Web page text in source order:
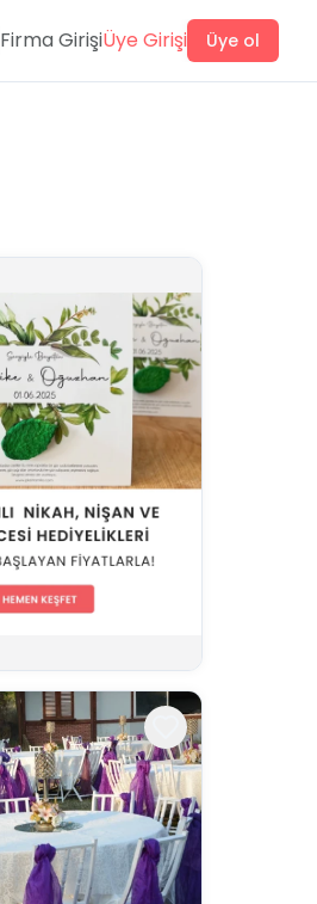
Firma GirişiÜye Girişi Üye ol